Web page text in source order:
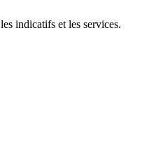
indicatifs et les services.